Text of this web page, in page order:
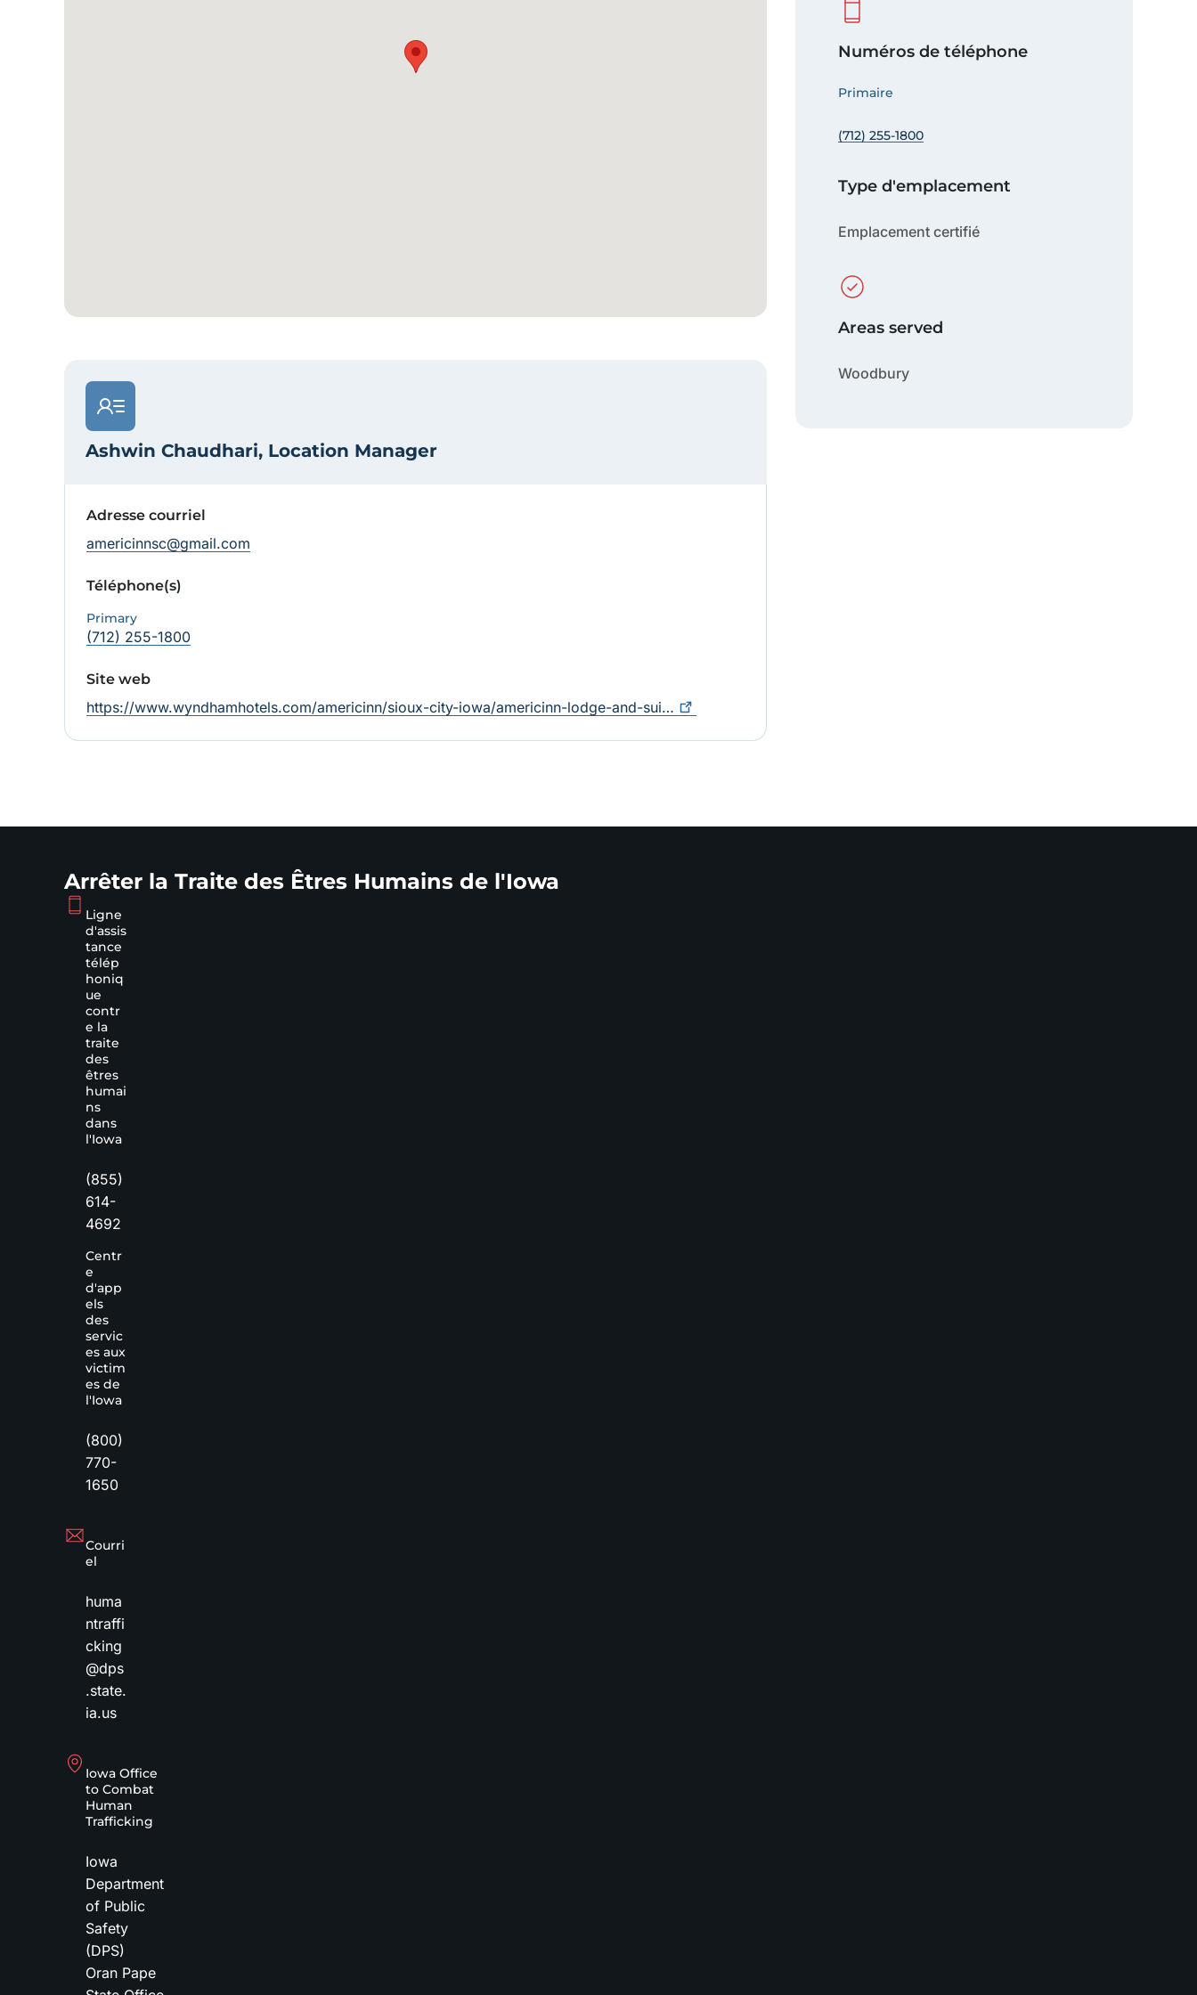
Ashwin Chaudhari, Location Manager
Adresse courriel
americinnsc@gmail.com
Téléphone(s)
Primary
(712) 255-1800
Site web
https://www.wyndhamhotels.com/americinn/sioux-city-iowa/americinn-lodge-and-sui…
Numéros de téléphone
Primaire
(712) 255-1800
Type d'emplacement
Emplacement certifié
Areas served
Woodbury
Arrêter la Traite des Êtres Humains de l'Iowa
Ligne
d'assis
tance
télép
honiq
ue
contr
e la
traite
des
êtres
humai
ns
dans
l'Iowa
(855)
614-
4692
Centr
e
d'app
els
des
servic
es aux
victim
es de
l'Iowa
(800)
770-
1650
Courri
el
huma
ntraffi
cking
@dps
.state.
ia.us
Iowa Office
to Combat
Human
Trafficking
Iowa
Department
of Public
Safety
(DPS)
Oran Pape